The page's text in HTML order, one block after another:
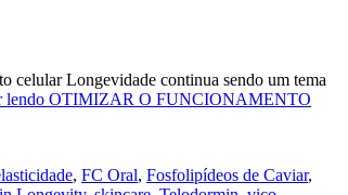
celular Longevidade continua sendo um tema
lendo OTIMIZAR O FUNCIONAMENTO
, FC Oral, Fosfolipídeos de Caviar,